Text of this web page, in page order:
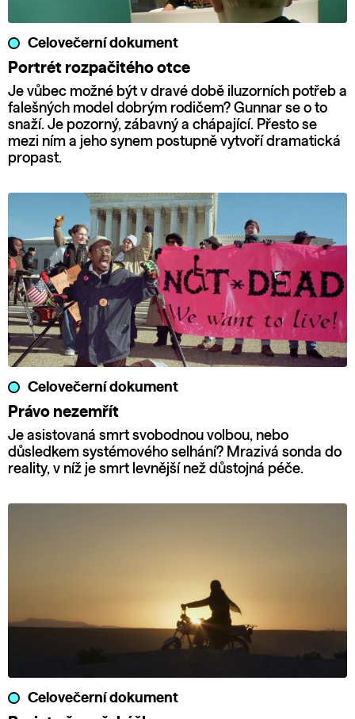
Celovečerní dokument
Portrét rozpačitého otce
Je vůbec možné být v dravé době iluzorních potřeb a
falešných model dobrým rodičem? Gunnar se o to
snaží. Je pozorný, zábavný a chápající. Přesto se
mezi ním a jeho synem postupně vytvoří dramatická
propast.
Celovečerní dokument
Právo nezemřít
Je asistovaná smrt svobodnou volbou, nebo
důsledkem systémového selhání? Mrazivá sonda do
reality, v níž je smrt levnější než důstojná péče.
Celovečerní dokument